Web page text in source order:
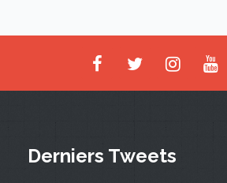
Derniers Tweets